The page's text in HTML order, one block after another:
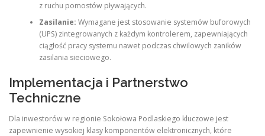
z ruchu pomostów pływających.
Zasilanie: Wymagane jest stosowanie systemów buforowych
(UPS) zintegrowanych z każdym kontrolerem, zapewniających
ciągłość pracy systemu nawet podczas chwilowych zaników
zasilania sieciowego.
Implementacja i Partnerstwo
Techniczne
Dla inwestorów w regionie Sokołowa Podlaskiego kluczowe jest
zapewnienie wysokiej klasy komponentów elektronicznych, które